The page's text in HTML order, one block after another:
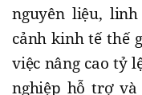
nguyên liệu,
cảnh kinh tế thế
việc nâng cao tỷ
nghiệp hỗ trợ và